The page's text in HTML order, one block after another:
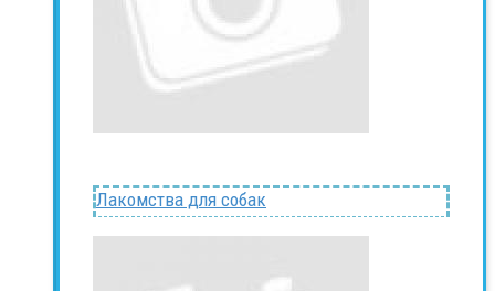
Лакомства для собак